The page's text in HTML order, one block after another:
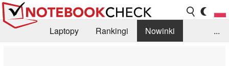
Laptopy Rankingi
Nowinki
...